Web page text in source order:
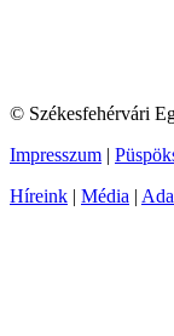
© Székesfehérvári
Impresszum |
Híreink | Média |